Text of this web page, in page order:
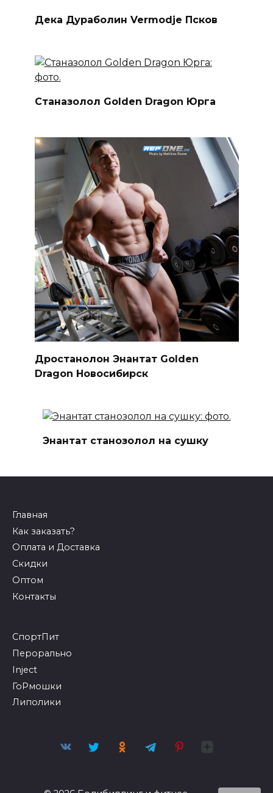
Дека Дураболин Vermodje Псков
Станазолол Golden Dragon Юрга
Дростанолон Энантат Golden
Dragon Новосибирск
Энантат станозолол на сушку
Главная
Как заказать?
Оплата и Доставка
Скидки
Оптом
Контакты
СпортПит
Перорально
Inject
ГоРмошки
Липолики